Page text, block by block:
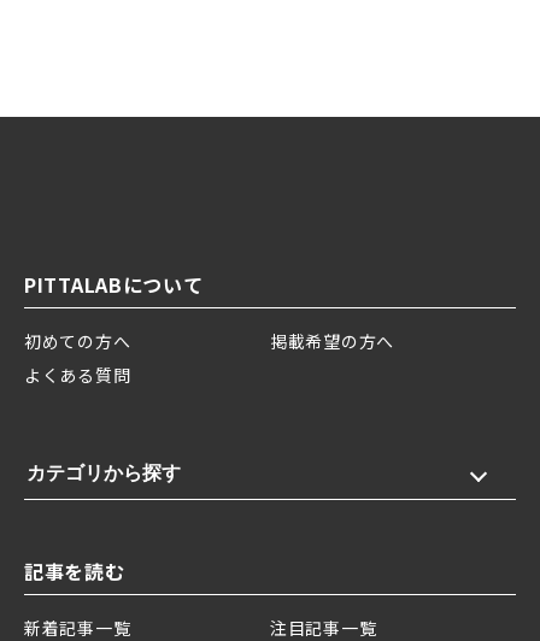
PITTALABについて
初めての方へ
掲載希望の方へ
よくある質問
カテゴリから探す
記事を読む
新着記事一覧 注目記事一覧